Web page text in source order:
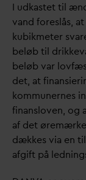
I udkastet til
vand foreslås,
kubikmeter sv
beløb til drikkev
beløb var
det, at
kommunernes
finansloven, og
af det
dækkes via en
afgift på